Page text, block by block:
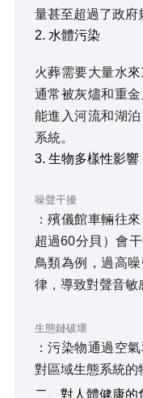
量甚至超過了政府
2. 水體污染
火葬需要大量水
通常被灰燼和重
能進入河流和湖
系統。
3. 生物多樣性影響
噪聲干擾
：殯儀館車輛往
超過60分貝）會
鳥類為例，過高
律，導致對聲音敏
生態鏈破壞
：污染物通過空
對區域生態系統的
二、對人體健康的